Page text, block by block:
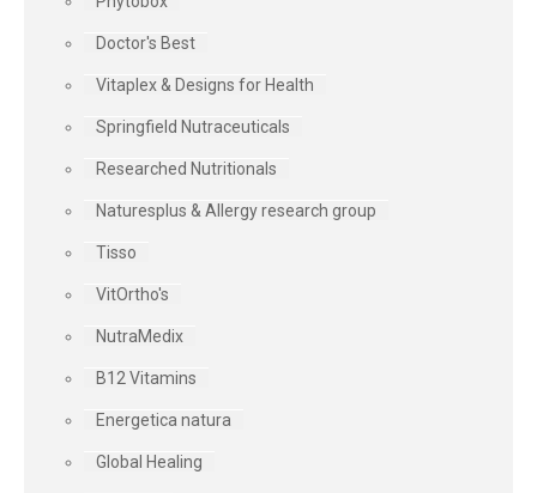
Doctor's Best
Vitaplex & Designs for Health
Springfield Nutraceuticals
Researched Nutritionals
Naturesplus & Allergy research group
Tisso
VitOrtho's
NutraMedix
B12 Vitamins
Energetica natura
Global Healing